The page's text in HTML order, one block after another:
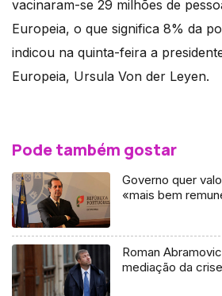
vacinaram-se 29 milhões de
Europeia, o que significa 8% da
indicou na quinta-feira a
Europeia, Ursula Von der Leyen.
Pode também gostar
Governo quer
«mais bem
Roman
mediação da